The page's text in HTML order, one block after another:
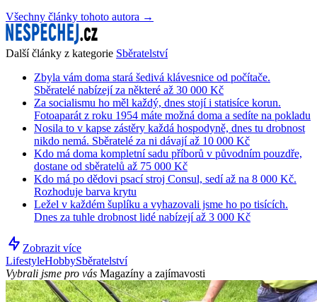
Všechny články tohoto autora →
Další články z kategorie Sběratelství
Zbyla vám doma stará šedivá klávesnice od počítače.
Sběratelé nabízejí za některé až 30 000 Kč
Za socialismu ho měl každý, dnes stojí i statisíce korun.
Fotoaparát z roku 1954 máte možná doma a sedíte na pokladu
Nosila to v kapse zástěry každá hospodyně, dnes tu drobnost
nikdo nemá. Sběratelé za ni dávají až 10 000 Kč
Kdo má doma kompletní sadu příborů v původním pouzdře,
dostane od sběratelů až 75 000 Kč
Kdo má po dědovi psací stroj Consul, sedí až na 8 000 Kč.
Rozhoduje barva krytu
Ležel v každém šuplíku a vyhazovali jsme ho po tisících.
Dnes za tuhle drobnost lidé nabízejí až 3 000 Kč
Zobrazit více
LifestyleHobbySběratelství
Vybrali jsme pro vás Magazíny a zajímavosti